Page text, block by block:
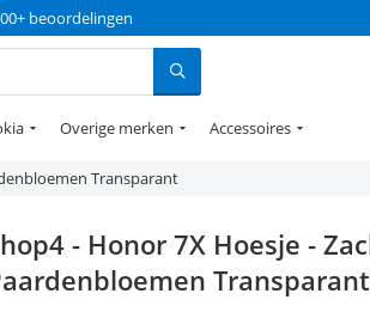
beoordelingen
Overige merken Accessoires
Transparant
- Honor 7X Hoesje -
Transparant